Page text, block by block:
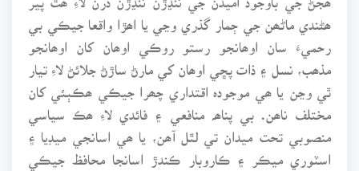
ھڻندي ماڻھن جي ڄمار گذري وڃي يا اھڙا واقعا جيڪي بي
رحميءَ سان اوھانجو رستو روڪي اوھان کان اوھانجو
مذھب، نسل ۽ ذات پڇي اوھان کي مارڻ ساڙڻ جلائڻ لاءِ تيار
ٿي وڃن يا ھي موجودہ اقتداري چھرا جيڪي ھڪٻئي کان
مختلف ناھن. بي پناھہ منافعي ۽ فائدي لاءِ ھڪ سياسي
منصوبي تحت ميدان تي لٿل آھن، يا ھي اسانجي ميڊيا ۽
اسٽوري ميڪر ۽ ڪاروبار ڪندڙ اسانجا محافظ جيڪي